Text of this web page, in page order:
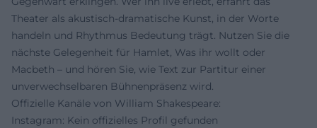
Theater als akustisch-dramatische Kunst, in der Worte
handeln und Rhythmus Bedeutung trägt. Nutzen Sie die
nächste Gelegenheit für Hamlet, Was ihr wollt oder
Macbeth – und hören Sie, wie Text zur Partitur einer
unverwechselbaren Bühnenpräsenz wird.
Offizielle Kanäle von William Shakespeare:
Instagram: Kein offizielles Profil gefunden